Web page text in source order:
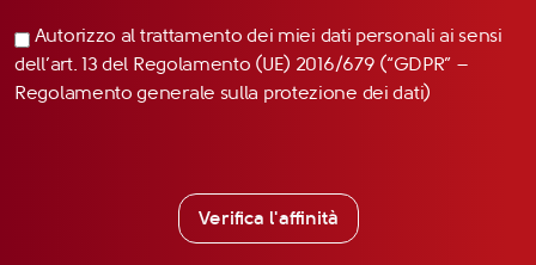
Autorizzo al trattamento dei miei dati personali ai sensi
dell’art. 13 del Regolamento (UE) 2016/679 (“GDPR” –
Regolamento generale sulla protezione dei dati)
Verifica l'affinità